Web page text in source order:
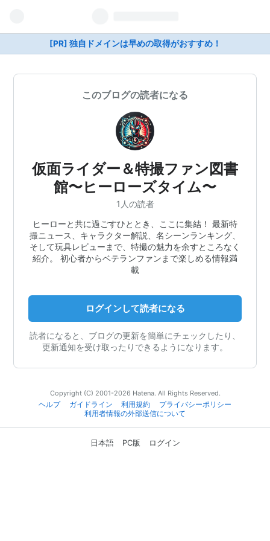
[PR] 独自ドメインは早めの取得がおすすめ！
このブログの読者になる
仮面ライダー＆特撮ファン図書
館〜ヒーローズタイム〜
1人の読者
ヒーローと共に過ごすひととき、ここに集結！ 最新特
撮ニュース、キャラクター解説、名シーンランキング、
そして玩具レビューまで、特撮の魅力を余すところなく
紹介。 初心者からベテランファンまで楽しめる情報満
載
ログインして読者になる
読者になると、ブログの更新を簡単にチェックしたり、
更新通知を受け取ったりできるようになります。
Copyright (C) 2001-2026 Hatena. All Rights Reserved.
ヘルプ
ガイドライン 利用規約
プライバシーポリシー
利用者情報の外部送信について
日本語 PC版 ログイン